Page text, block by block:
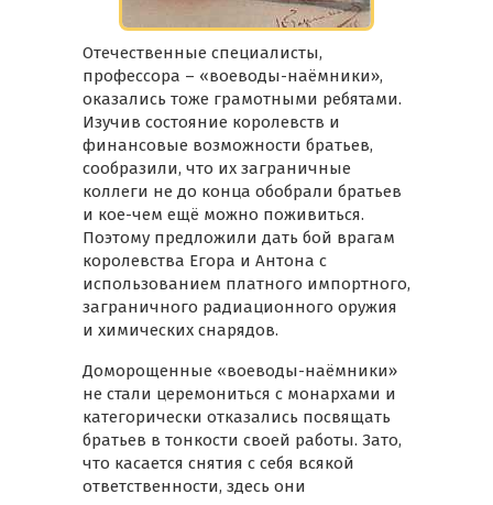
Отечественные специалисты,
профессора – «воеводы-наёмники»,
оказались тоже грамотными ребятами.
Изучив состояние королевств и
финансовые возможности братьев,
сообразили, что их заграничные
коллеги не до конца обобрали братьев
и кое-чем ещё можно поживиться.
Поэтому предложили дать бой врагам
королевства Егора и Антона с
использованием платного импортного,
заграничного радиационного оружия
и химических снарядов.
Доморощенные «воеводы-наёмники»
не стали церемониться с монархами и
категорически отказались посвящать
братьев в тонкости своей работы. Зато,
что касается снятия с себя всякой
ответственности, здесь они